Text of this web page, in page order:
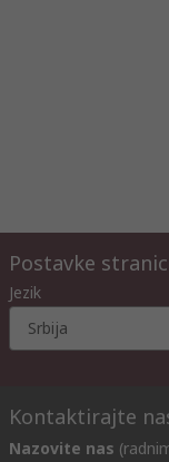
Postavke
Jezik
Srbija
Kontaktirajte
Nazovite nas